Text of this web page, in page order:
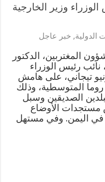
وزير الخارجية
الدولية, خبر عاجل
المغتربين، الدكتور
رئيس الوزراء
تيجاني، على هامش
المتوسطية، وذلك
الصديقين وسبل
مستجدات الأوضاع
في اليمن. وفي مستهل